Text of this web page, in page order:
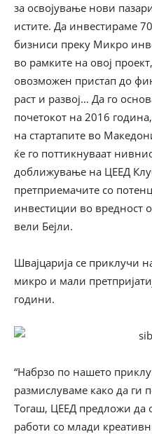
за освојување нови
истите. Да инвестираме
бизниси преку Микро
во рамките на овој
овозможен пристап до
раст и развој… Да го
почетокот на 2016
на стартапите во
ќе го поттикнуваат
доближување на ЦЕЕД
претприемачите со
инвестиции во вредност
вели Бејли.
Швајцарија се приклучи
микро и мали
години.
“Набрзо по нашето
размислуваме како да ги
Тогаш, ЦЕЕД предложи да
работи со млади